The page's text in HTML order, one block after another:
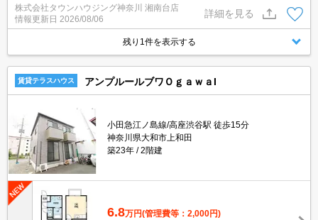
株式会社タウンハウジング神奈川 湘南台店
情報更新日 2026/08/06
詳細を見る
残り1件を表示する
賃貸テラスハウス アンプルールブワＯｇａｗａI
小田急江ノ島線/高座渋谷駅 徒歩15分
神奈川県大和市上和田
築23年
2階建
6.8万円(管理費等：2,000円)